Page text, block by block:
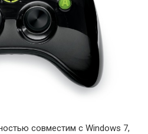
совместим с Windows 7,